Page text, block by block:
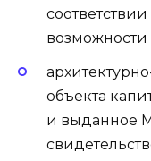
возможности
объекта
и выданное